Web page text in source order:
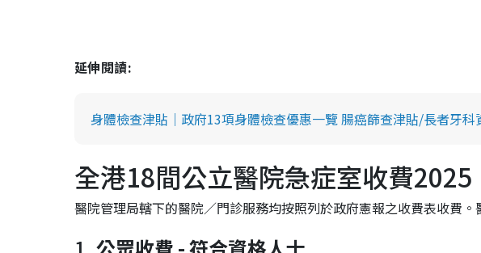
延伸閱讀:
身體檢查津貼｜政府13項身體檢查優惠一覽 腸癌篩查津貼/長者牙科
全港18間公立醫院急症室收費2025
醫院管理局轄下的醫院／門診服務均按照列於政府憲報之收費表收費。